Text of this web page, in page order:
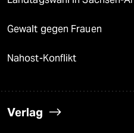
Gewalt gegen Frauen
Nahost-Konflikt
Verlag